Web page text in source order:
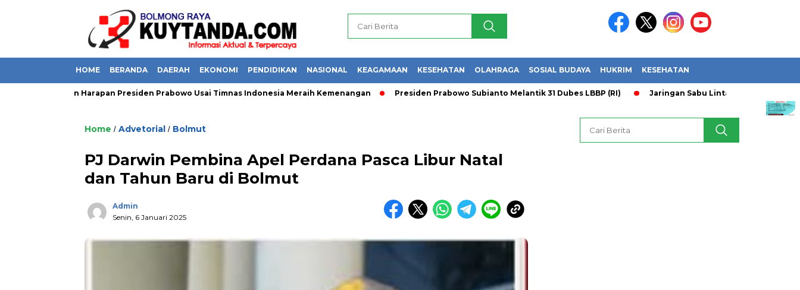
HOME BERANDA DAERAH EKONOMI PENDIDIKAN NASIONAL KEAGAMAAN KESEHATAN OLAHRAGA SOSIAL BUDAYA HUKRIM KESEHATAN
Do’a Dan Harapan Presiden Prabowo Usai Timnas Indonesia Meraih Kemenangan Presiden Prabowo Subianto Melantik 31 Dubes LBBP (RI) Jaringan Sabu Lintas Provinsi Terbongkar di
Home / Advetorial / Bolmut
PJ Darwin Pembina Apel Perdana Pasca Libur Natal
dan Tahun Baru di Bolmut
Admin
Senin, 6 Januari 2025